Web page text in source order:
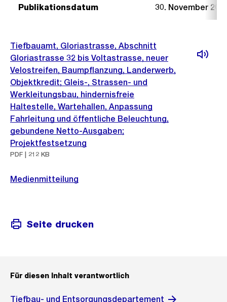
Publikationsdatum 30. November
Tiefbauamt, Gloriastrasse, Abschnitt
Gloriastrasse 32 bis Voltastrasse, neuer
Velostreifen, Baumpflanzung, Landerwerb,
Objektkredit; Gleis-, Strassen- und
Werkleitungsbau, hindernisfreie
Haltestelle, Wartehallen, Anpassung
Fahrleitung und öffentliche Beleuchtung,
gebundene Netto-Ausgaben;
Projektfestsetzung
PDF | 212 KB
Medienmitteilung
Seite drucken
Für diesen Inhalt verantwortlich
Tiefbau- und Entsorgungsdepartement